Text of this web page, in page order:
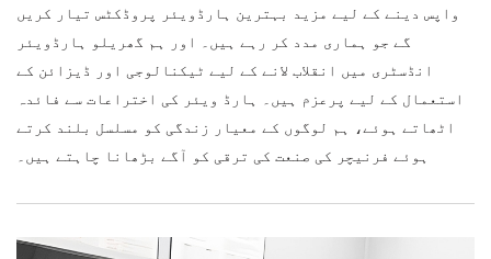
واپس دینے کے لیے مزید بہترین ہارڈویئر پروڈکٹس تیار کریں
گے جو ہماری مدد کر رہے ہیں۔ اور ہم گھریلو ہارڈویئر
انڈسٹری میں انقلاب لانے کے لیے ٹیکنالوجی اور ڈیزائن کے
استعمال کے لیے پرعزم ہیں۔ ہارڈ ویئر کی اختراعات سے فائدہ
اٹھاتے ہوئے، ہم لوگوں کے معیار زندگی کو مسلسل بلند کرتے
ہوئے فرنیچر کی صنعت کی ترقی کو آگے بڑھانا چاہتے ہیں۔